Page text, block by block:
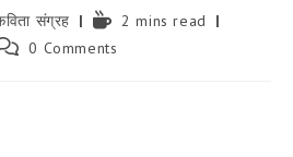
संग्रह
Reading
time:
2 mins read
0 Comments